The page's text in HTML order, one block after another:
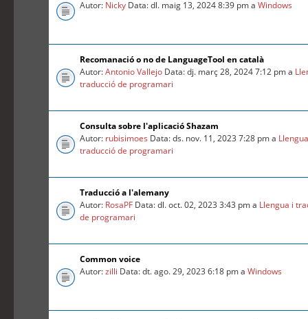
Autor: Nicky Data: dl. maig 13, 2024 8:39 pm aWindows
Recomanació o no de LanguageTool en català
Autor:Antonio Vallejo Data: dj. març 28, 2024 7:12 pm a
traducció de programari
Consulta sobre l'aplicació Shazam
Autor: rubisimoes Data: ds. nov. 11, 2023 7:28 pm a
traducció de programari
Traducció a l'alemany
Autor: RosaPF Data: dl. oct. 02, 2023 3:43 pm a Llengua i
de programari
Common voice
Autor:zilli Data: dt. ago. 29, 2023 6:18 pm aWindows